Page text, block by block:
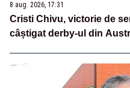
8 aug. 2026, 17:31
Cristi Chivu, victorie de
câștigat derby-ul din